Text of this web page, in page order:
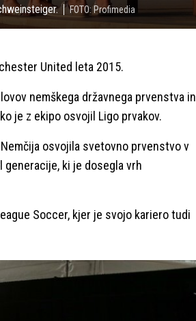
FOTO: Profimedia
United leta 2015.
nemškega državnega prvenstva in
je z ekipo osvojil Ligo prvakov.
osvojila svetovno prvenstvo v
ki je dosegla vrh
Soccer, kjer je svojo kariero tudi